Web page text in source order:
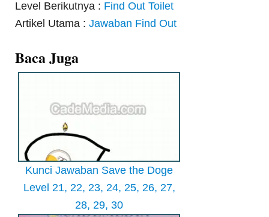
Level Berikutnya : Find Out Toilet
Artikel Utama :Jawaban Find Out
Baca Juga
Kunci Jawaban Save the Doge
Level 21, 22, 23, 24, 25, 26, 27,
28, 29, 30